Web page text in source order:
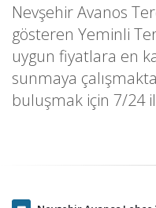
Nevşehir Avanos
gösteren Yeminli
uygun fiyatlara en
sunmaya
buluşmak için 7/24